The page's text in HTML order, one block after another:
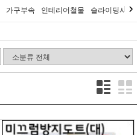
가구부속 인테리어철물 슬라이딩시스